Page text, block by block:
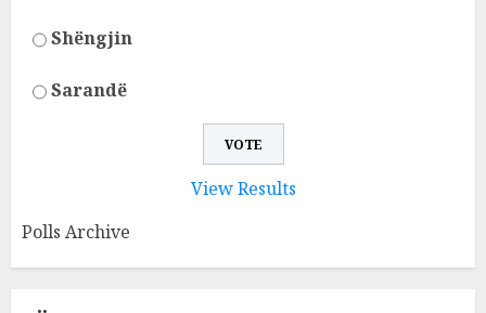
Shëngjin
Sarandë
View Results
Polls Archive